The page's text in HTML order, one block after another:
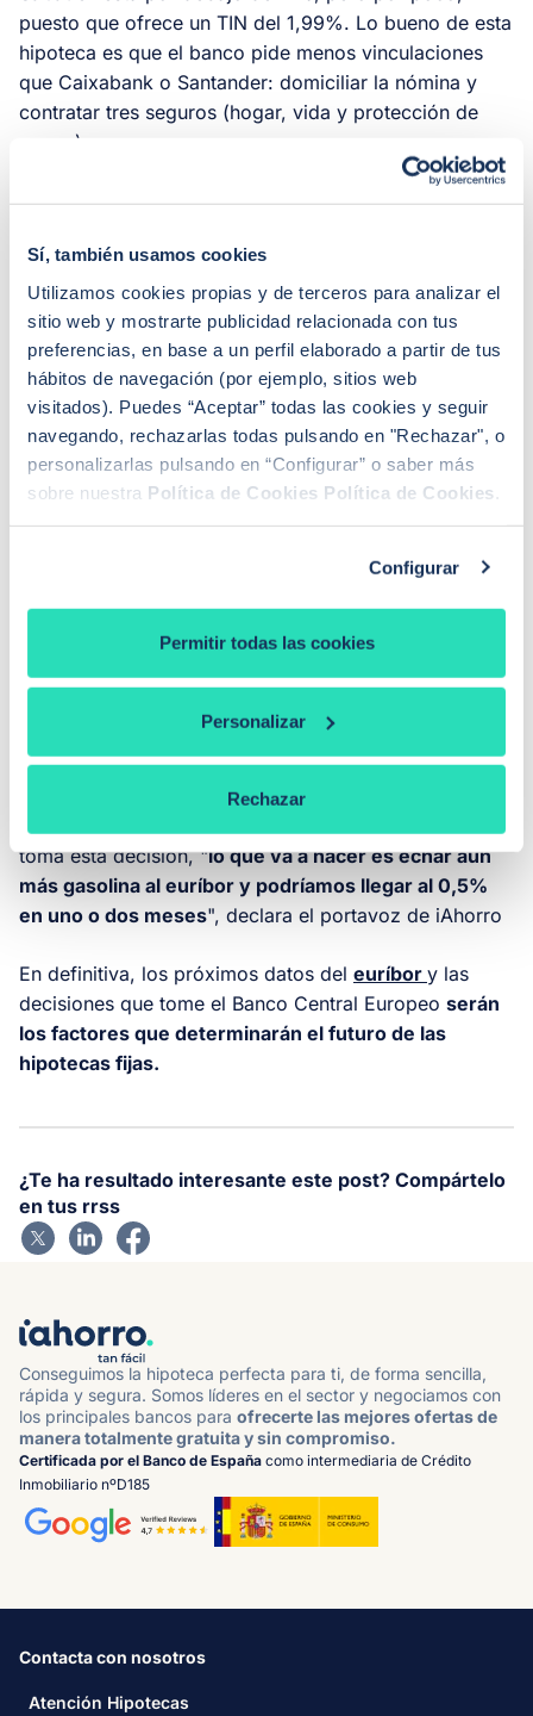
Sí, también usamos cookies
Utilizamos cookies propias y de terceros para analizar el
sitio web y mostrarte publicidad relacionada con tus
preferencias, en base a un perfil elaborado a partir de tus
hábitos de navegación (por ejemplo, sitios web
visitados). Puedes “Aceptar” todas las cookies y seguir
navegando, rechazarlas todas pulsando en "Rechazar", o
personalizarlas pulsando en “Configurar” o saber más
sobre nuestra Política de Cookies Política de Cookies
Configurar
Permitir todas las cookies
Personalizar
Rechazar
puesto que ofrece un TIN del 1,99%. Lo bueno de esta
hipoteca es que el banco pide menos vinculaciones
que Caixabank o Santander: domiciliar la nómina y
contratar tres seguros (hogar, vida y protección de
pagos).
¿Qué puede ocurrir los próximos
meses?
Los bancos ya han cambiado de tendencia, es decir,
están apostándolo todo por la variable. Por lo tanto,
habrá que ver qué deciden hacer con las fijas en los
próximos meses: mantenerlas con la subida aplicada
en el mes de junio o aumentar su interés aún más.
"Vista la tendencia que ha marcado el euríbor en los
últimos cinco meses, si hacemos el cálculo para los
próximos siete, teniendo en cuenta que continúa en
con el euríbor alrededor del 1,35%
Colombelli, director de hipotecas de iAhorro.
el Banco Central Europeo (BCE). "Hay rumores y
filtraciones de que el Banco Central Europeo (BCE) va
a retocar al alza los tipos de interés en julio" y, si
finalmente el organismo que preside Christine Lagarde
toma esta decisión, "lo que va a hacer es echar aún
más gasolina al euríbor y podríamos llegar al 0,5%
en uno o dos meses", declara el portavoz de iAhorro
En definitiva, los próximos datos del euríbor y las
decisiones que tome el Banco Central Europeo serán
los factores que determinarán el futuro de las
hipotecas fijas.
¿Te ha resultado interesante este post? Compártelo
en tus rrss
Conseguimos la hipoteca perfecta para ti, de forma sencilla,
rápida y segura. Somos líderes en el sector y negociamos con
los principales bancos para ofrecerte las mejores ofertas de
manera totalmente gratuita y sin compromiso.
Certificada por el Banco de España como intermediaria de Crédito
Inmobiliario nºD185
Contacta con nosotros
Atención Hipotecas